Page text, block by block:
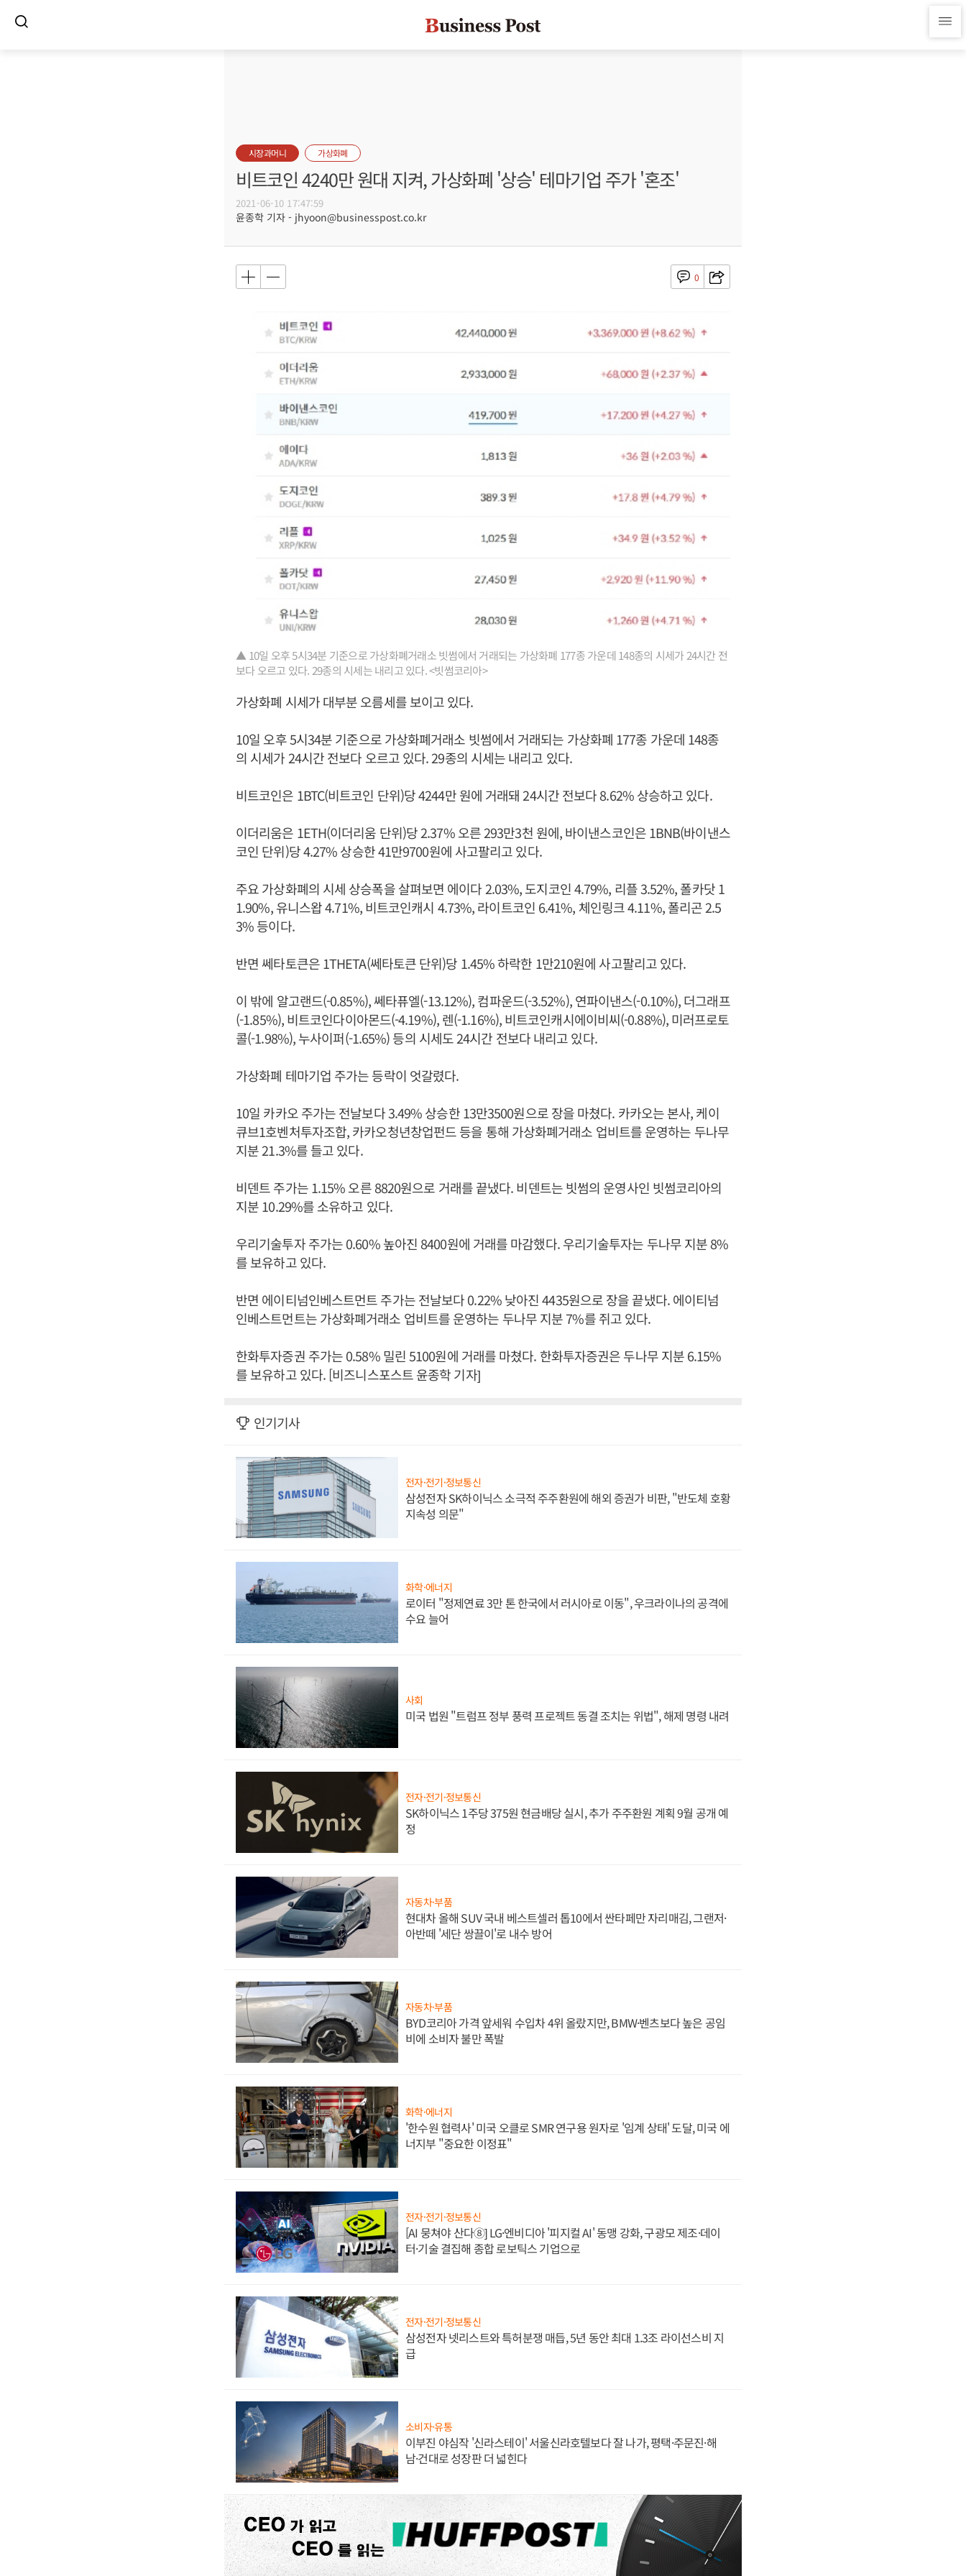
시장과머니 가상화폐
비트코인 4240만 원대 지켜, 가상화폐 '상승' 테마기업 주가 '혼조'
2021-06-10 17:47:59
윤종학 기자 - jhyoon@businesspost.co.kr
0
▲ 10일 오후 5시34분 기준으로 가상화폐거래소 빗썸에서 거래되는 가상화폐 177종 가운데 148종의 시세가 24시간 전
보다 오르고 있다. 29종의 시세는 내리고 있다. <빗썸코리아>
가상화폐 시세가 대부분 오름세를 보이고 있다.
10일 오후 5시34분 기준으로 가상화폐거래소 빗썸에서 거래되는 가상화폐 177종 가운데 148종
의 시세가 24시간 전보다 오르고 있다. 29종의 시세는 내리고 있다.
비트코인은 1BTC(비트코인 단위)당 4244만 원에 거래돼 24시간 전보다 8.62% 상승하고 있다.
이더리움은 1ETH(이더리움 단위)당 2.37% 오른 293만3천 원에, 바이낸스코인은 1BNB(바이낸스
코인 단위)당 4.27% 상승한 41만9700원에 사고팔리고 있다.
주요 가상화폐의 시세 상승폭을 살펴보면 에이다 2.03%, 도지코인 4.79%, 리플 3.52%, 폴카닷 1
1.90%, 유니스왑 4.71%, 비트코인캐시 4.73%, 라이트코인 6.41%, 체인링크 4.11%, 폴리곤 2.5
3% 등이다.
반면 쎄타토큰은 1THETA(쎄타토큰 단위)당 1.45% 하락한 1만210원에 사고팔리고 있다.
이 밖에 알고랜드(-0.85%), 쎄타퓨엘(-13.12%), 컴파운드(-3.52%), 연파이낸스(-0.10%), 더그래프
(-1.85%), 비트코인다이아몬드(-4.19%), 렌(-1.16%), 비트코인캐시에이비씨(-0.88%), 미러프로토
콜(-1.98%), 누사이퍼(-1.65%) 등의 시세도 24시간 전보다 내리고 있다.
가상화폐 테마기업 주가는 등락이 엇갈렸다.
10일 카카오 주가는 전날보다 3.49% 상승한 13만3500원으로 장을 마쳤다. 카카오는 본사, 케이
큐브1호벤처투자조합, 카카오청년창업펀드 등을 통해 가상화폐거래소 업비트를 운영하는 두나무
지분 21.3%를 들고 있다.
비덴트 주가는 1.15% 오른 8820원으로 거래를 끝냈다. 비덴트는 빗썸의 운영사인 빗썸코리아의
지분 10.29%를 소유하고 있다.
우리기술투자 주가는 0.60% 높아진 8400원에 거래를 마감했다. 우리기술투자는 두나무 지분 8%
를 보유하고 있다.
반면 에이티넘인베스트먼트 주가는 전날보다 0.22% 낮아진 4435원으로 장을 끝냈다. 에이티넘
인베스트먼트는 가상화폐거래소 업비트를 운영하는 두나무 지분 7%를 쥐고 있다.
한화투자증권 주가는 0.58% 밀린 5100원에 거래를 마쳤다. 한화투자증권은 두나무 지분 6.15%
를 보유하고 있다. [비즈니스포스트 윤종학 기자]
인기기사
전자·전기·정보통신
삼성전자 SK하이닉스 소극적 주주환원에 해외 증권가 비판, "반도체 호황
지속성 의문"
화학·에너지
로이터 "정제연료 3만 톤 한국에서 러시아로 이동", 우크라이나의 공격에
수요 늘어
사회
미국 법원 "트럼프 정부 풍력 프로젝트 동결 조치는 위법", 해제 명령 내려
전자·전기·정보통신
SK하이닉스 1주당 375원 현금배당 실시, 추가 주주환원 계획 9월 공개 예
정
자동차·부품
현대차 올해 SUV 국내 베스트셀러 톱10에서 싼타페만 자리매김, 그랜저·
아반떼 '세단 쌍끌이'로 내수 방어
자동차·부품
BYD코리아 가격 앞세워 수입차 4위 올랐지만, BMW·벤츠보다 높은 공임
비에 소비자 불만 폭발
화학·에너지
'한수원 협력사' 미국 오클로 SMR 연구용 원자로 '임계 상태' 도달, 미국 에
너지부 "중요한 이정표"
전자·전기·정보통신
[AI 뭉쳐야 산다⑧] LG·엔비디아 '피지컬 AI' 동맹 강화, 구광모 제조·데이
터·기술 결집해 종합 로보틱스 기업으로
전자·전기·정보통신
삼성전자 넷리스트와 특허분쟁 매듭, 5년 동안 최대 1.3조 라이선스비 지
급
소비자·유통
이부진 야심작 '신라스테이' 서울신라호텔보다 잘 나가, 평택·주문진·해
남·건대로 성장판 더 넓힌다